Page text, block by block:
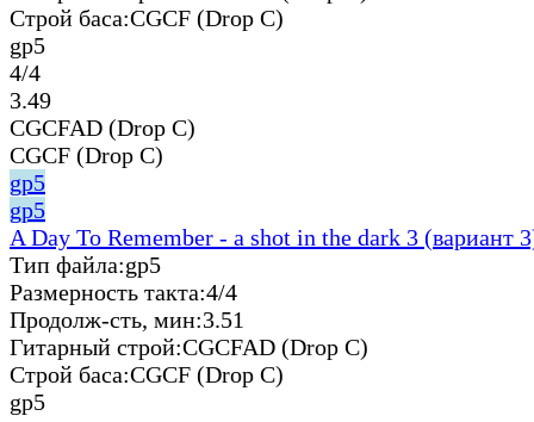
Строй баса:CGCF (Drop C)
gp5
4/4
3.49
CGCFAD (Drop C)
CGCF (Drop C)
gp5
gp5
A Day To Remember - a shot in the dark 3 (вариант
Тип файла:gp5
Размерность такта:4/4
Продолж-сть, мин:3.51
Гитарный строй:CGCFAD (Drop C)
Строй баса:CGCF (Drop C)
gp5